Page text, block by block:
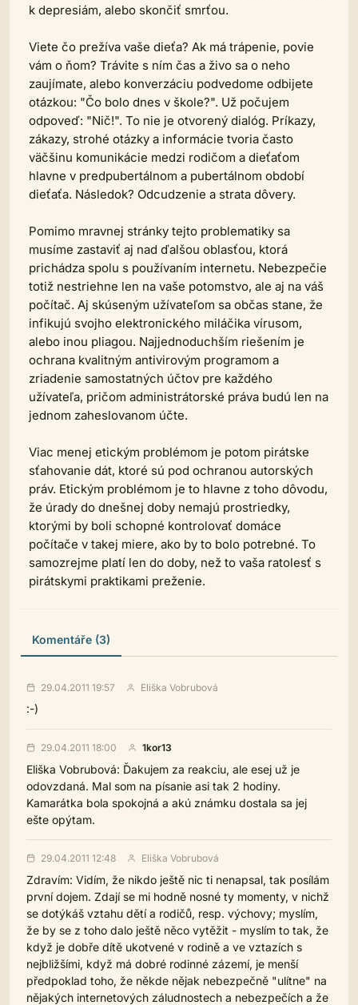
k depresiám, alebo skončiť smrťou.
Viete čo prežíva vaše dieťa? Ak má trápenie, povie
vám o ňom? Trávite s ním čas a živo sa o neho
zaujímate, alebo konverzáciu podvedome odbijete
otázkou: "Čo bolo dnes v škole?". Už počujem
odpoveď: "Nič!". To nie je otvorený dialóg. Príkazy,
zákazy, strohé otázky a informácie tvoria často
väčšinu komunikácie medzi rodičom a dieťaťom
hlavne v predpubertálnom a pubertálnom období
dieťaťa. Následok? Odcudzenie a strata dôvery.
Pomimo mravnej stránky tejto problematiky sa
musíme zastaviť aj nad ďalšou oblasťou, ktorá
prichádza spolu s používaním internetu. Nebezpečie
totiž nestriehne len na vaše potomstvo, ale aj na váš
počítač. Aj skúseným užívateľom sa občas stane, že
infikujú svojho elektronického miláčika vírusom,
alebo inou pliagou. Najjednoduchším riešením je
ochrana kvalitným antivirovým programom a
zriadenie samostatných účtov pre každého
užívateľa, pričom administrátorské práva budú len na
jednom zaheslovanom účte.
Viac menej etickým problémom je potom pirátske
sťahovanie dát, ktoré sú pod ochranou autorských
práv. Etickým problémom je to hlavne z toho dôvodu,
že úrady do dnešnej doby nemajú prostriedky,
ktorými by boli schopné kontrolovať domáce
počítače v takej miere, ako by to bolo potrebné. To
samozrejme platí len do doby, než to vaša ratolesť s
pirátskymi praktikami preženie.
Komentáře (3)
29.04.2011 19:57 Eliška Vobrubová
:-)
29.04.2011 18:00 1kor13
Eliška Vobrubová: Ďakujem za reakciu, ale esej už je
odovzdaná. Mal som na písanie asi tak 2 hodiny.
Kamarátka bola spokojná a akú známku dostala sa jej
ešte opýtam.
29.04.2011 12:48 Eliška Vobrubová
Zdravím: Vidím, že nikdo ještě nic ti nenapsal, tak posílám
první dojem. Zdají se mi hodně nosné ty momenty, v nichž
se dotýkáš vztahu dětí a rodičů, resp. výchovy; myslím,
že by se z toho dalo ještě něco vytěžit - myslím to tak, že
když je dobře dítě ukotvené v rodině a ve vztazích s
nejbližšími, když má dobré rodinné zázemí, je menší
předpoklad toho, že někde nějak nebezpečně "ulítne" na
nějakých internetových záludnostech a nebezpečích a že